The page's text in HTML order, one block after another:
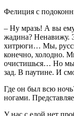
Фелиция с
– Ну мразь! А вы
жадина? Ненавижу.
хитрюги… Мы,
конечно, холодно.
очистишься… Но мы
зад. В паутине. И
Где он был всю
ногами.